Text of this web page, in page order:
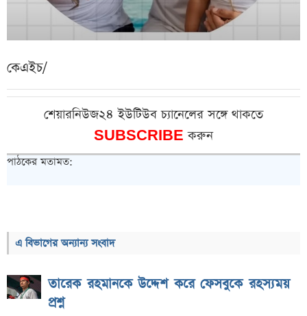
কেএইচ/
শেয়ারনিউজ২৪ ইউটিউব চ্যানেলের সঙ্গে থাকতে
SUBSCRIBEকরুন
পাঠকের মতামত:
এ বিভাগের অন্যান্য সংবাদ
তারেক রহমানকে উদ্দেশ করে ফেসবুকে রহস্যময়
প্রশ্ন